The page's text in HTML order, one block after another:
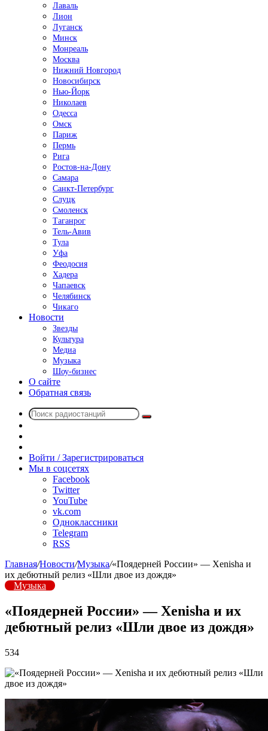
Лаваль
Лион
Луганск
Минск
Монреаль
Москва
Нижний Новгород
Новосибирск
Нью-Йорк
Николаев
Одесса
Омск
Париж
Пермь
Рига
Ростов-на-Дону
Самара
Санкт-Петербург
Слуцк
Смоленск
Таганрог
Тель-Авив
Тула
Уфа
Феодосия
Хадера
Чапаевск
Челябинск
Чикаго
Новости
Звезды
Культура
Медиа
Музыка
Шоу-бизнес
О сайте
Обратная связь
Поиск
радио
Войти / Зарегистрироваться
Мы в соцсетях
Facebook
Twitter
YouTube
vk.com
Одноклассники
Telegram
RSS
Главная/Новости/Музыка/«Поядерней России» — Xenisha и
их дебютный релиз «Шли двое из дождя»
Музыка
«Поядерней России» — Xenisha и их
дебютный релиз «Шли двое из дождя»
534